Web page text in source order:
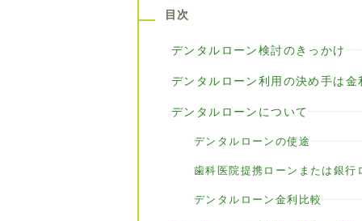
目次
デンタルローン検討のきっかけ
デンタルローン利用の決め手は金
デンタルローンについて
デンタルローンの使途
歯科医院提携ローンまたは銀行
デンタルローン金利比較